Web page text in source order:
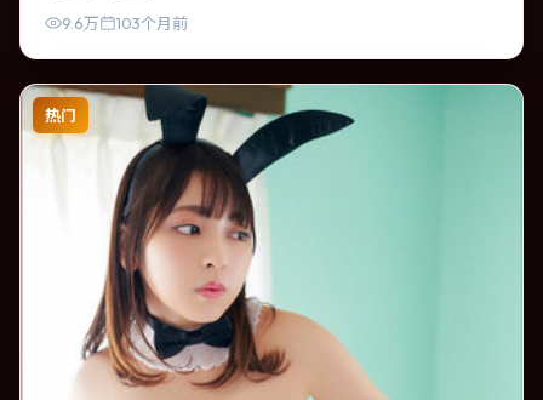
节奏紧凑，人物动机清晰，适合喜欢强情节与细腻表演的观
9.6万 103个月前
热门